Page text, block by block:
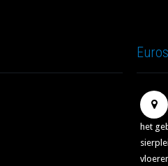
het